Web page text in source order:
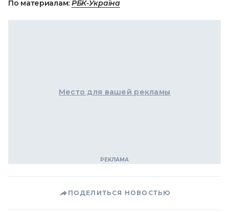
По материалам: РБК-Україна
Место для вашей рекламы
ПОДЕЛИТЬСЯ НОВОСТЬЮ